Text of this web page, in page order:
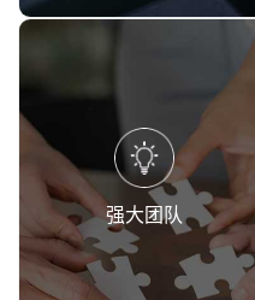
强大团队
专业化小程序开发团队，开发
团队技术过硬。